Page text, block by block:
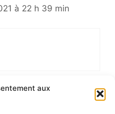
aux
à 22 h 39 min